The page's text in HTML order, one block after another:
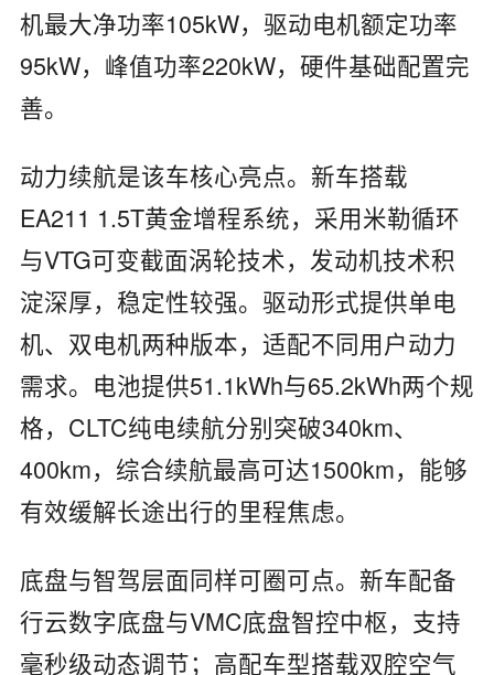
机最大净功率105kW，驱动电机额定功率
95kW，峰值功率220kW，硬件基础配置完
善。
动力续航是该车核心亮点。新车搭载
EA211 1.5T黄金增程系统，采用米勒循环
与VTG可变截面涡轮技术，发动机技术积
淀深厚，稳定性较强。驱动形式提供单电
机、双电机两种版本，适配不同用户动力
需求。电池提供51.1kWh与65.2kWh两个规
格，CLTC纯电续航分别突破340km、
400km，综合续航最高可达1500km，能够
有效缓解长途出行的里程焦虑。
底盘与智驾层面同样可圈可点。新车配备
行云数字底盘与VMC底盘智控中枢，支持
毫秒级动态调节；高配车型搭载双腔空气